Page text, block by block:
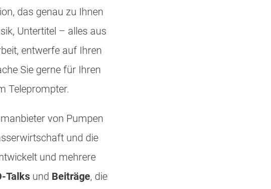
das genau zu Ihnen
Untertitel – alles aus
entwerfe auf Ihren
Sie gerne für Ihren
Teleprompter.
von Pumpen
und die
und mehrere
Talks und Beiträge, die